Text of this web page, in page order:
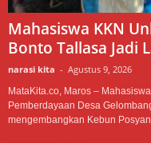
Mahasiswa KKN
Bonto Tallasa Jadi
narasi kita - Agustus 9, 2026
MataKita.co, Maros –
Pemberdayaan Desa
mengembangkan Kebun